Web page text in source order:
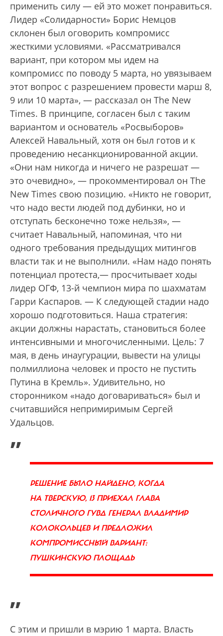
применить силу — ей это может понравиться.
Лидер «Солидарности» Борис Немцов
склонен был оговорить компромисс
жесткими условиями. «Рассматривался
вариант, при котором мы идем на
компромисс по поводу 5 марта, но увязываем
этот вопрос с разрешением провести марш 8,
9 или 10 марта», — рассказал он The New
Times. В принципе, согласен был с таким
вариантом и основатель «Росвыборов»
Алексей Навальный, хотя он был готов и к
проведению несанкционированной акции.
«Они нам никогда и ничего не разрешат —
это очевидно», — прокомментировал он The
New Times свою позицию. «Никто не говорит,
что надо вести людей под дубинки, но и
отступать бесконечно тоже нельзя», —
считает Навальный, напоминая, что ни
одного требования предыдущих митингов
власти так и не выполнили. «Нам надо понять
потенциал протеста,— просчитывает ходы
лидер ОГФ, 13-й чемпион мира по шахматам
Гарри Каспаров. — К следующей стадии надо
хорошо подготовиться. Наша стратегия:
акции должны нарастать, становиться более
интенсивными и многочисленными. Цель: 7
мая, в день инаугурации, вывести на улицы
полмиллиона человек и просто не пустить
Путина в Кремль». Удивительно, но
сторонником «надо договариваться» был и
считавшийся непримиримым Сергей
Удальцов.
„
РЕШЕНИЕ БЫЛО НАЙДЕНО, КОГДА
НА ТВЕРСКУЮ, 13 ПРИЕХАЛ ГЛАВА
СТОЛИЧНОГО ГУВД ГЕНЕРАЛ ВЛАДИМИР
КОЛОКОЛЬЦЕВ И ПРЕДЛОЖИЛ
КОМПРОМИССНЫЙ ВАРИАНТ:
ПУШКИНСКУЮ ПЛОЩАДЬ
”
С этим и пришли в мэрию 1 марта. Власть